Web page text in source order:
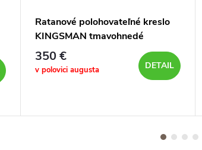
Ratanové polohovateľné kreslo
KINGSMAN tmavohnedé
350 €
v polovici augusta DETAIL